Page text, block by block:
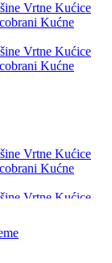
Vrtne Kućice
Kućne
Vrtne Kućice
Kućne
Vrtne Kućice
Kućne
Vrtne Kućice